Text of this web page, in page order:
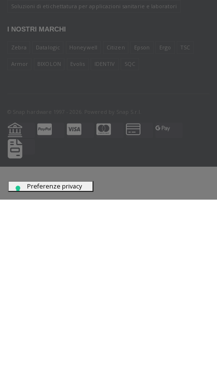
Soluzioni di etichettatura per applicazioni sanitarie e laboratori
I NOSTRI MARCHI
Zebra Datalogic Honeywell Citizen Epson Ergo TSC
Armor BIXOLON Evolis IDENTIV SQC
© Snap hardware 1997 - 2026. Powered by Snap S.r.l.